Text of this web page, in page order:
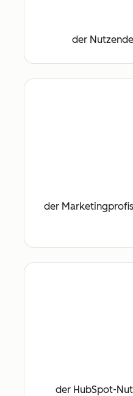
der
der
der HubSpot-